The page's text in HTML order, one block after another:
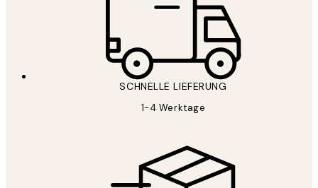
SCHNELLE LIEFERUNG
1-4 Werktage